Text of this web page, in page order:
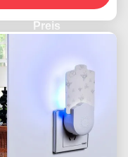
Fliegende
Insektenschutzfalle
Preis